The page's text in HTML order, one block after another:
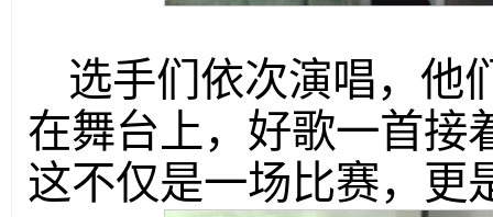
选手们依次演唱，他
在舞台上，好歌一首接
这不仅是一场比赛，更